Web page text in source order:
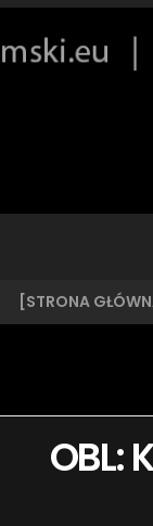
[STRONA
OBL: